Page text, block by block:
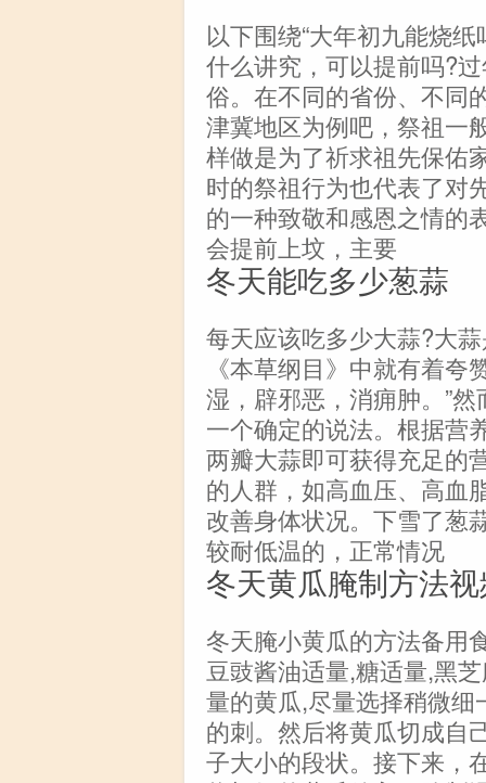
以下围绕“大年初九能烧
什么讲究，可以提前吗?
俗。在不同的省份、不同
津冀地区为例吧，祭祖一
样做是为了祈求祖先保佑
时的祭祖行为也代表了对
的一种致敬和感恩之情的
会提前上坟，主要
冬天能吃多少葱蒜
每天应该吃多少大蒜?大
《本草纲目》中就有着
湿，辟邪恶，消痈肿。”
一个确定的说法。根据营
两瓣大蒜即可获得充足的
的人群，如高血压、高血
改善身体状况。下雪了葱
较耐低温的，正常情况
冬天黄瓜腌制方法
冬天腌小黄瓜的方法备用
豆豉酱油适量,糖适量,黑
量的黄瓜,尽量选择稍微
的刺。然后将黄瓜切成自
子大小的段状。接下来，